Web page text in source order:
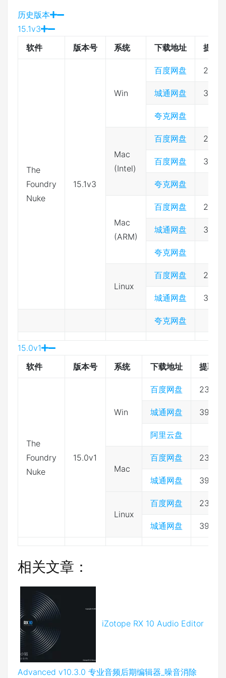
历史版本
15.1v3
软件
版本号 系统 下载地址 提取
The
Foundry
Nuke
15.1v3
Win
百度网盘 2333
城通网盘
夸克网盘
Mac
(Intel)
百度网盘 2333
百度网盘
夸克网盘
Mac
(ARM)
百度网盘 2333
城通网盘
夸克网盘
Linux
百度网盘 2333
城通网盘
夸克网盘
15.0v1
软件
版本号 系统 下载地址 提取码
The
Foundry
Nuke
15.0v1
Win
百度网盘 2333
城通网盘
阿里云盘
Mac
百度网盘 2333
城通网盘
Linux
百度网盘 2333
城通网盘
相关文章：
iZotope RX 10 Audio Editor
Advanced v10.3.0 专业音频后期编辑器_噪音消除